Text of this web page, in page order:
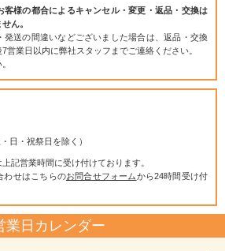
客様の都合によるキャンセル・変更・返品・交換は
ん。
発送の間違いなどございました場合は、返品・交換
営業日以内に弊社スタッフまでご連絡ください。
日・祝祭日を除く）
記営業時間に受け付けております。
わせはこちらのお問合せフォームから24時間受け付
業日カレンダー